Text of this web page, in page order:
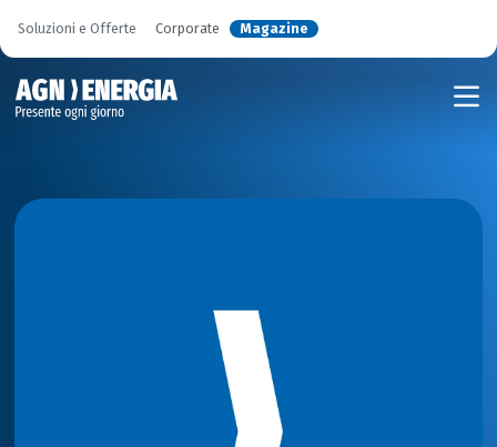
Soluzioni e Offerte Corporate Magazine